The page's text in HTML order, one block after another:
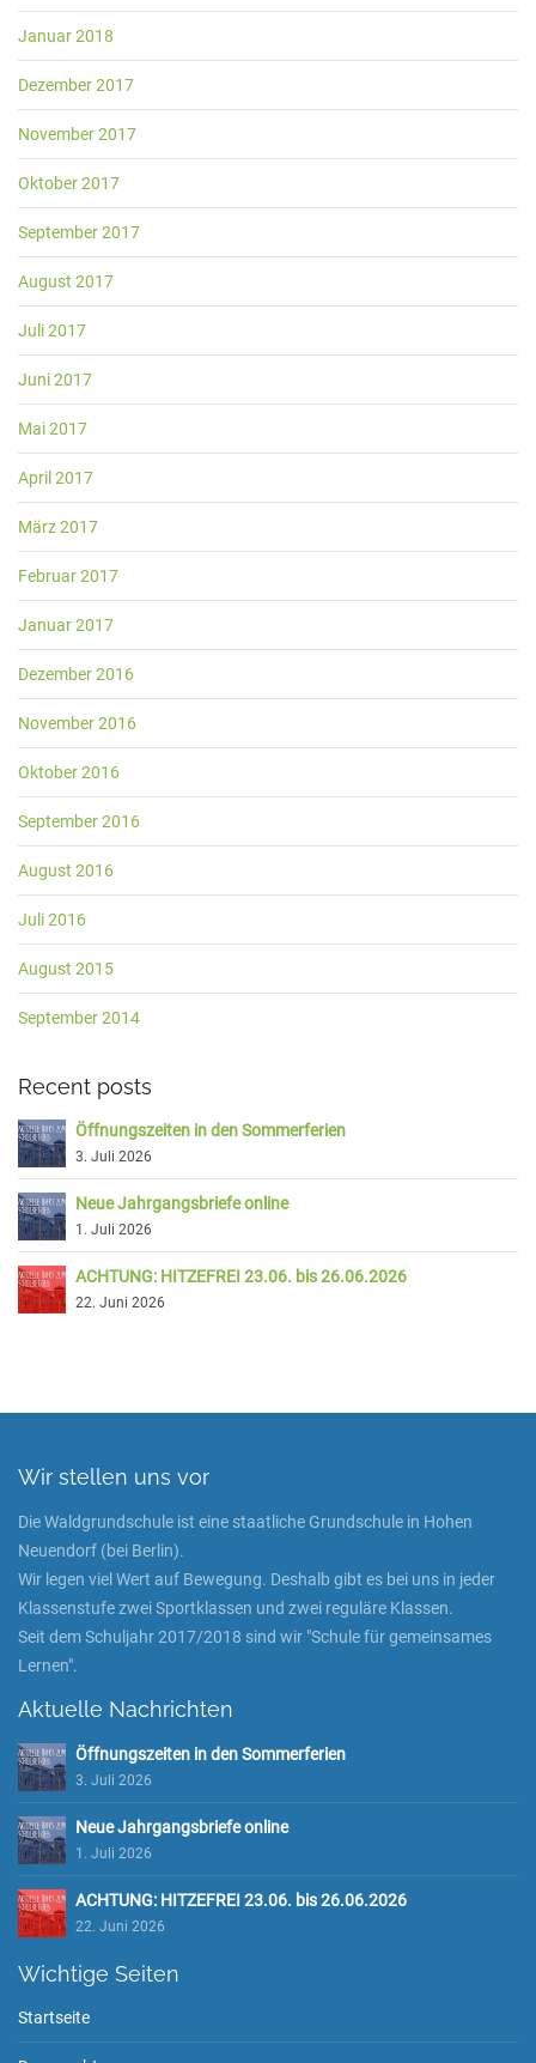
Januar 2018
Dezember 2017
November 2017
Oktober 2017
September 2017
August 2017
Juli 2017
Juni 2017
Mai 2017
April 2017
März 2017
Februar 2017
Januar 2017
Dezember 2016
November 2016
Oktober 2016
September 2016
August 2016
Juli 2016
August 2015
September 2014
Recent posts
Öffnungszeiten in den Sommerferien
3. Juli 2026
Neue Jahrgangsbriefe online
1. Juli 2026
ACHTUNG: HITZEFREI 23.06. bis 26.06.2026
22. Juni 2026
Wir stellen uns vor
Die Waldgrundschule ist eine staatliche Grundschule in Hohen
Neuendorf (bei Berlin).
Wir legen viel Wert auf Bewegung. Deshalb gibt es bei uns in jeder
Klassenstufe zwei Sportklassen und zwei reguläre Klassen.
Seit dem Schuljahr 2017/2018 sind wir "Schule für gemeinsames
Lernen".
Aktuelle Nachrichten
Öffnungszeiten in den Sommerferien
3. Juli 2026
Neue Jahrgangsbriefe online
1. Juli 2026
ACHTUNG: HITZEFREI 23.06. bis 26.06.2026
22. Juni 2026
Wichtige Seiten
Startseite